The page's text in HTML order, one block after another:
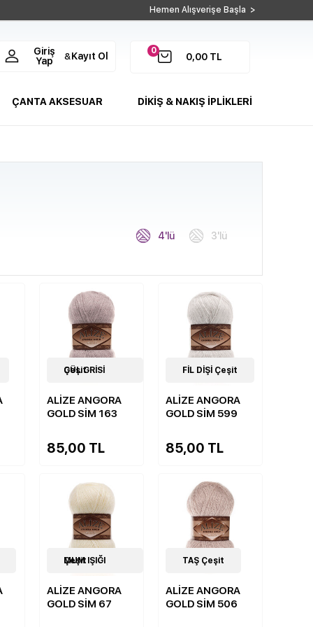
Hemen Alışverişe Başla >
0
0,00 TL
Giriş
Yap
& Kayıt Ol
ÇANTA AKSESUAR DİKİŞ & NAKIŞ İPLİKLERİ
4'lü 3'lü
20Çeşit
GÜL GRİSİ Çeşit
ALİZE ANGORA
GOLD SİM 163
85,00 TL
20Çeşit
FİL DİŞİ Çeşit
ALİZE ANGORA
GOLD SİM 599
85,00 TL
20Çeşit
MUM IŞIĞI Çeşit
ALİZE ANGORA
GOLD SİM 67
20Çeşit
TAŞ Çeşit
ALİZE ANGORA
GOLD SİM 506